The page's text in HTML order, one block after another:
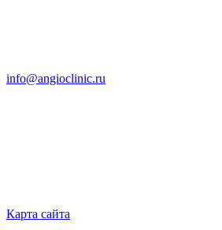
info@angioclinic.ru
Карта сайта